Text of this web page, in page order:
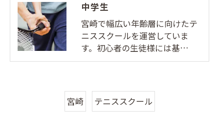
中学生
宮崎で幅広い年齢層に向けたテ
ニススクールを運営していま
す。初心者の生徒様には基…
宮崎 テニススクール